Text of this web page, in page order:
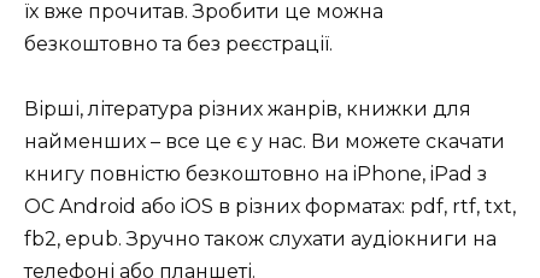
їх вже прочитав. Зробити це можна
безкоштовно та без реєстрації.
Вірші, література різних жанрів, книжки для
найменших – все це є у нас. Ви можете скачати
книгу повністю безкоштовно на iPhone, iPad з
ОС Android або iOS в різних форматах: pdf, rtf, txt,
fb2, epub. Зручно також слухати аудіокниги на
телефоні або планшеті.